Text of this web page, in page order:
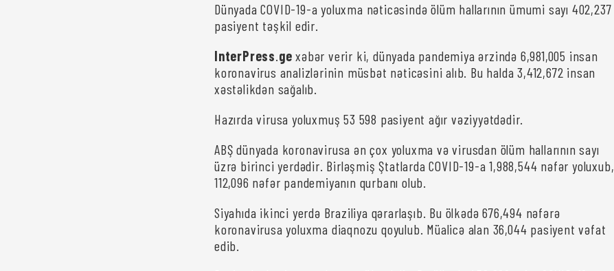
Dünyada COVID-19-a yoluxma nəticəsində ölüm hallarının ümumi sayı 402,237
pasiyent təşkil edir.
InterPress.ge xəbər verir ki, dünyada pandemiya ərzində 6,981,005 insan
koronavirus analizlərinin müsbət nəticəsini alıb. Bu halda 3,412,672 insan
xəstəlikdən sağalıb.
Hazırda virusa yoluxmuş 53 598 pasiyent ağır vəziyyətdədir.
ABŞ dünyada koronavirusa ən çox yoluxma və virusdan ölüm hallarının sayı
üzrə birinci yerdədir. Birləşmiş Ştatlarda COVID-19-a 1,988,544 nəfər yoluxub,
112,096 nəfər pandemiyanın qurbanı olub.
Siyahıda ikinci yerdə Braziliya qərarlaşıb. Bu ölkədə 676,494 nəfərə
koronavirusa yoluxma diaqnozu qoyulub. Müalicə alan 36,044 pasiyent vəfat
edib.